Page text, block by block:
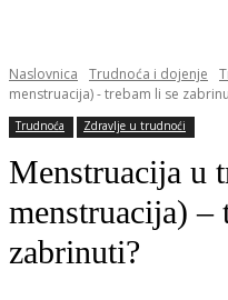
Naslovnica Trudnoća i dojenje
menstruacija) - trebam li se
Trudnoća Zdravlje u trudnoći
Menstruacija u
menstruacija) –
zabrinuti?